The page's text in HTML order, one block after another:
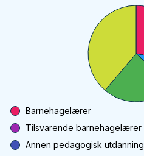
Barnehagelærer
Tilsvarende barnehagelærer
Annen pedagogisk utdanning